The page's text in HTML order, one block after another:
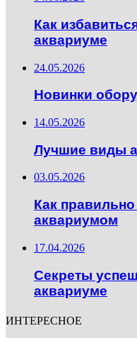
Как
аквариуме
24.05.2026
Новинки
14.05.2026
Лучшие виды
03.05.2026
Как
аквариумом
17.04.2026
Секреты
аквариуме
ИНТЕРЕСНОЕ